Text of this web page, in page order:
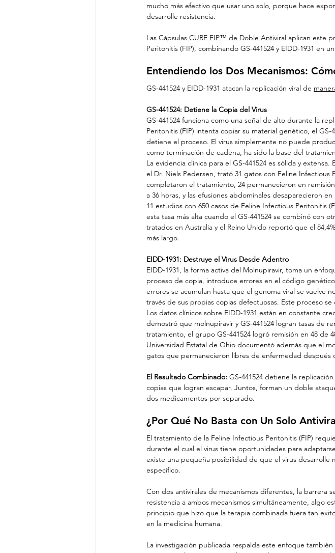
mucho más efectivo que usar uno solo, porque hace
desarrolle resistencia.
Las Cápsulas CURE FIP™ de Doble Antiviral aplican este
Peritonitis (FIP), combinando GS-441524 y EIDD-1931 en
Entendiendo los Dos Mecanismos:
GS-441524 y EIDD-1931 atacan la replicación viral de
GS-441524: Detiene la Copia del Virus
GS-441524 funciona como una señal de alto durante la
Peritonitis (FIP) intenta copiar su material genético, el
detiene el proceso. El virus simplemente no puede
como terminación de cadena, ha sido la base del
La evidencia clínica para el GS-441524 es sólida y
el Dr. Niels Pedersen, trató 31 gatos con Feline
completaron el tratamiento, 24 permanecieron en
a 36 horas, y las efusiones abdominales desaparecieron
11 estudios con 650 casos de Feline Infectious Peritonitis
esta tasa más alta cuando el GS-441524 se combinó con
tratados en Australia y el Reino Unido reportó que el
más largo.
EIDD-1931: Destruye el Virus Desde Adentro
EIDD-1931, la forma activa del Molnupiravir, toma un
proceso de copia, introduce errores en el código
errores se acumulan hasta que el genoma viral se vuelve
través de sus propias copias defectuosas. Este proceso
Los datos clínicos sobre EIDD-1931 están en constante
demostró que molnupiravir y GS-441524 logran tasas de
tratamiento, el grupo GS-441524 logró remisión en 48 de
Universidad Estatal de Ohio documentó además que el
gatos que permanecieron libres de enfermedad después
El Resultado Combinado: GS-441524 detiene la
copias que logran escapar. Juntos, forman un doble
dos medicamentos por separado.
¿Por Qué No Basta con Un Solo
El tratamiento de la Feline Infectious Peritonitis (FIP)
durante el cual el virus tiene oportunidades para
existe una pequeña posibilidad de que el virus desarrolle
específico.
Con dos antivirales de mecanismos diferentes, la barrera
resistencia a ambos mecanismos simultáneamente, algo
principio que hizo que la terapia combinada fuera tan
en la medicina humana.
La investigación publicada respalda este enfoque